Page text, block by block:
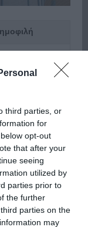
third parties, or
for
opt-out
that after your
seeing
utilized by
parties prior to
the further
parties on the
may